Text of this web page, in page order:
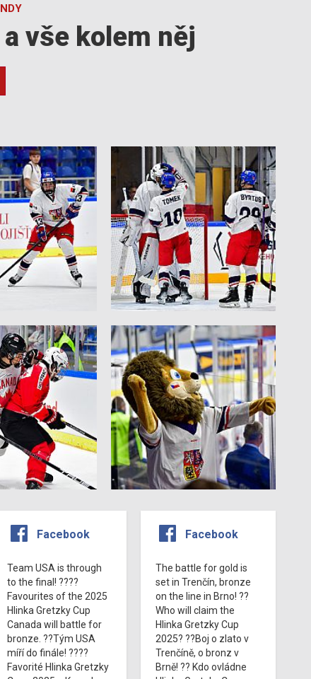
vše kolem něj
Facebook
Team USA is through
to the final! ????
Favourites of the 2025
Hlinka Gretzky Cup
Canada will battle for
bronze. ??Tým USA
míří do finále! ????
Favorité Hlinka Gretzky
Facebook
The battle for gold is
set in Trenčín, bronze
on the line in Brno! ??
Who will claim the
Hlinka Gretzky Cup
2025? ??Boj o zlato v
Trenčíně, o bronz v
Brně! ?? Kdo ovládne